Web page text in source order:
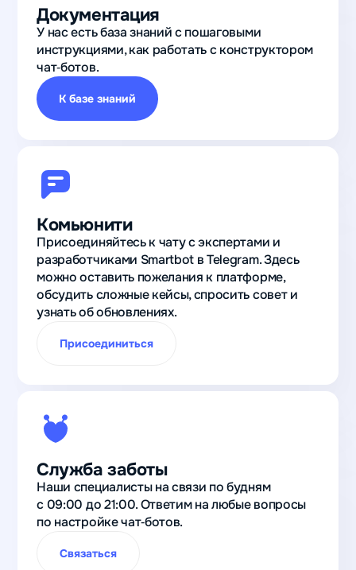
Документация
У нас есть база знаний с пошаговыми
инструкциями, как работать с конструктором
чат‑ботов.
К базе знаний
Комьюнити
Присоединяйтесь к чату с экспертами и
разработчиками Smartbot в Telegram. Здесь
можно оставить пожелания к платформе,
обсудить сложные кейсы, спросить совет и
узнать об обновлениях.
Присоединиться
Служба заботы
Наши специалисты на связи по будням
с 09:00 до 21:00. Ответим на любые вопросы
по настройке чат‑ботов.
Связаться